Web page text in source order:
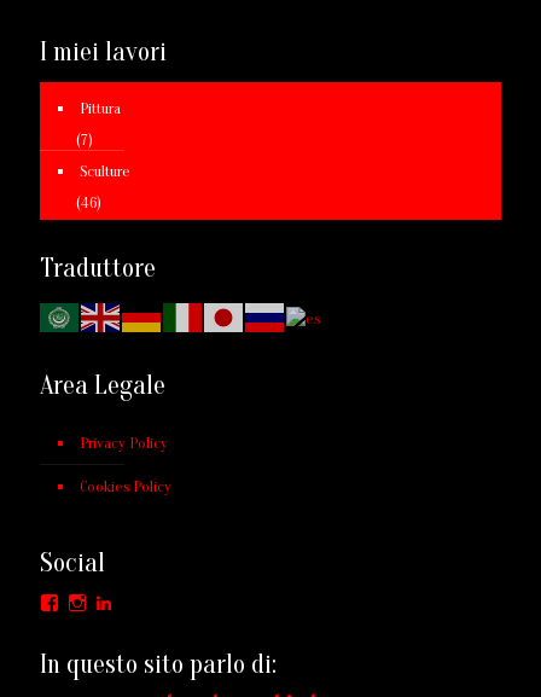
I miei lavori
Pittura
(7)
Sculture
(46)
Traduttore
Area Legale
Privacy Policy
Cookies Policy
Social
Facebook
Instagram
In questo sito parlo di: